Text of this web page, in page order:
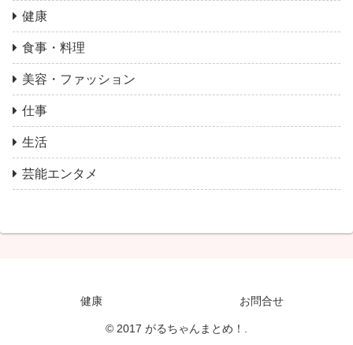
健康
食事・料理
美容・ファッション
仕事
生活
芸能エンタメ
健康 お問合せ
© 2017 がるちゃんまとめ！.